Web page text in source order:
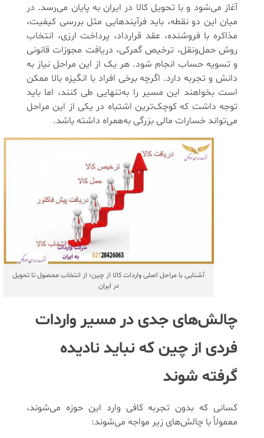
آغاز می‌شود و با تحویل کالا در ایران به پایان می‌رسد. در
میان این دو نقطه، باید فرآیندهایی مثل بررسی کیفیت،
مذاکره با فروشنده، عقد قرارداد، پرداخت ارزی، انتخاب
روش حمل‌ونقل، ترخیص گمرکی، دریافت مجوزات قانونی
و تسویه حساب انجام شود. هر یک از این مراحل نیاز به
دانش و تجربه دارد. اگرچه برخی افراد با انگیزه بالا ممکن
است بخواهند این مسیر را به‌تنهایی طی کنند، اما باید
توجه داشت که کوچک‌ترین اشتباه در یکی از این مراحل
می‌تواند خسارات مالی بزرگی به‌همراه داشته باشد.
آشنایی با مراحل اصلی واردات کالا از چین؛ از انتخاب محصول تا تحویل
در ایران
چالش‌های جدی در مسیر واردات
فردی از چین که نباید نادیده
گرفته شوند
کسانی که بدون تجربه کافی وارد این حوزه می‌شوند،
معمولاً با چالش‌های زیر مواجه می‌شوند: